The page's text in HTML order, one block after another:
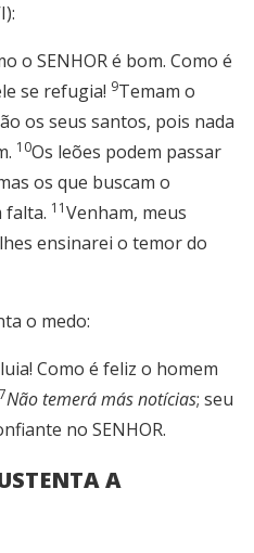
o SENHOR é bom. Como é
se refugia! 9Temam o
os seus santos, pois nada
10Os leões podem passar
os que buscam o
falta. 11Venham, meus
ensinarei o temor do
o medo:
Como é feliz o homem
7Não temerá más notícias; seu
no SENHOR.
A